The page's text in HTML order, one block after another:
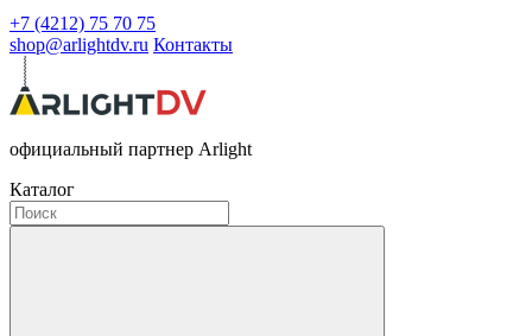
+7 (4212) 75 70 75
shop@arlightdv.ru Контакты
официальный партнер Arlight
Каталог